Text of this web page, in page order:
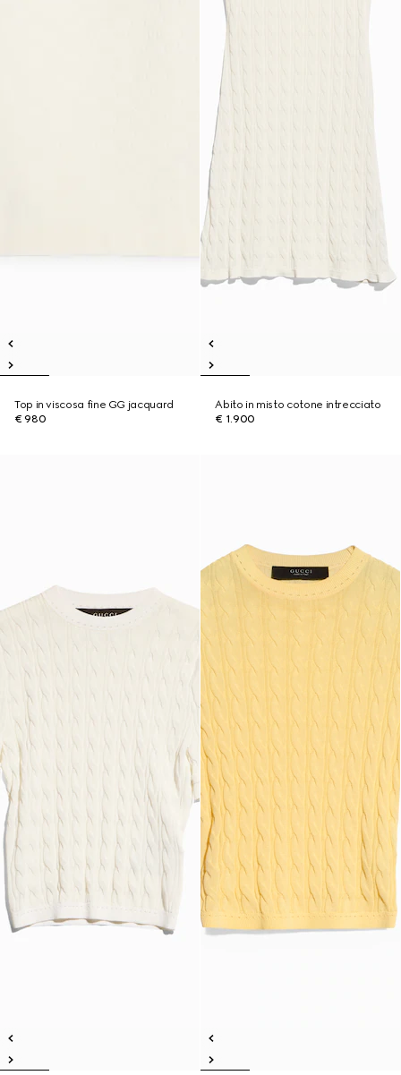
Top in viscosa fine GG jacquard
€ 980
Abito in misto cotone intrecciato
€ 1.900